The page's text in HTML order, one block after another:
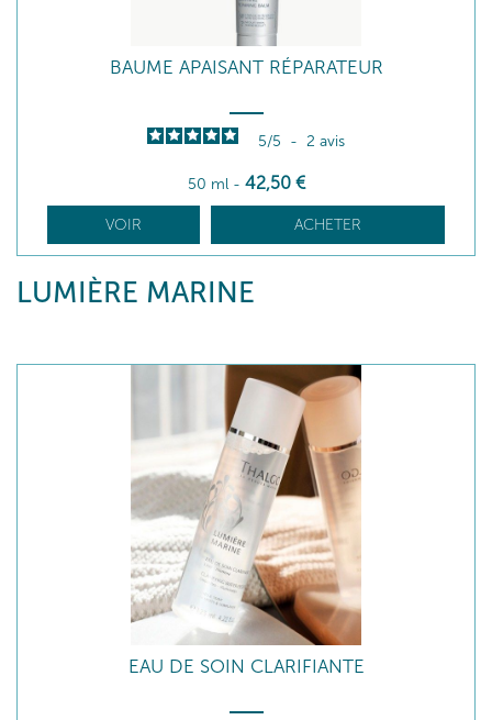
BAUME APAISANT RÉPARATEUR
5/5 - 2 avis
50 ml - 42,50 €
VOIR ACHETER
LUMIÈRE MARINE
EAU DE SOIN CLARIFIANTE